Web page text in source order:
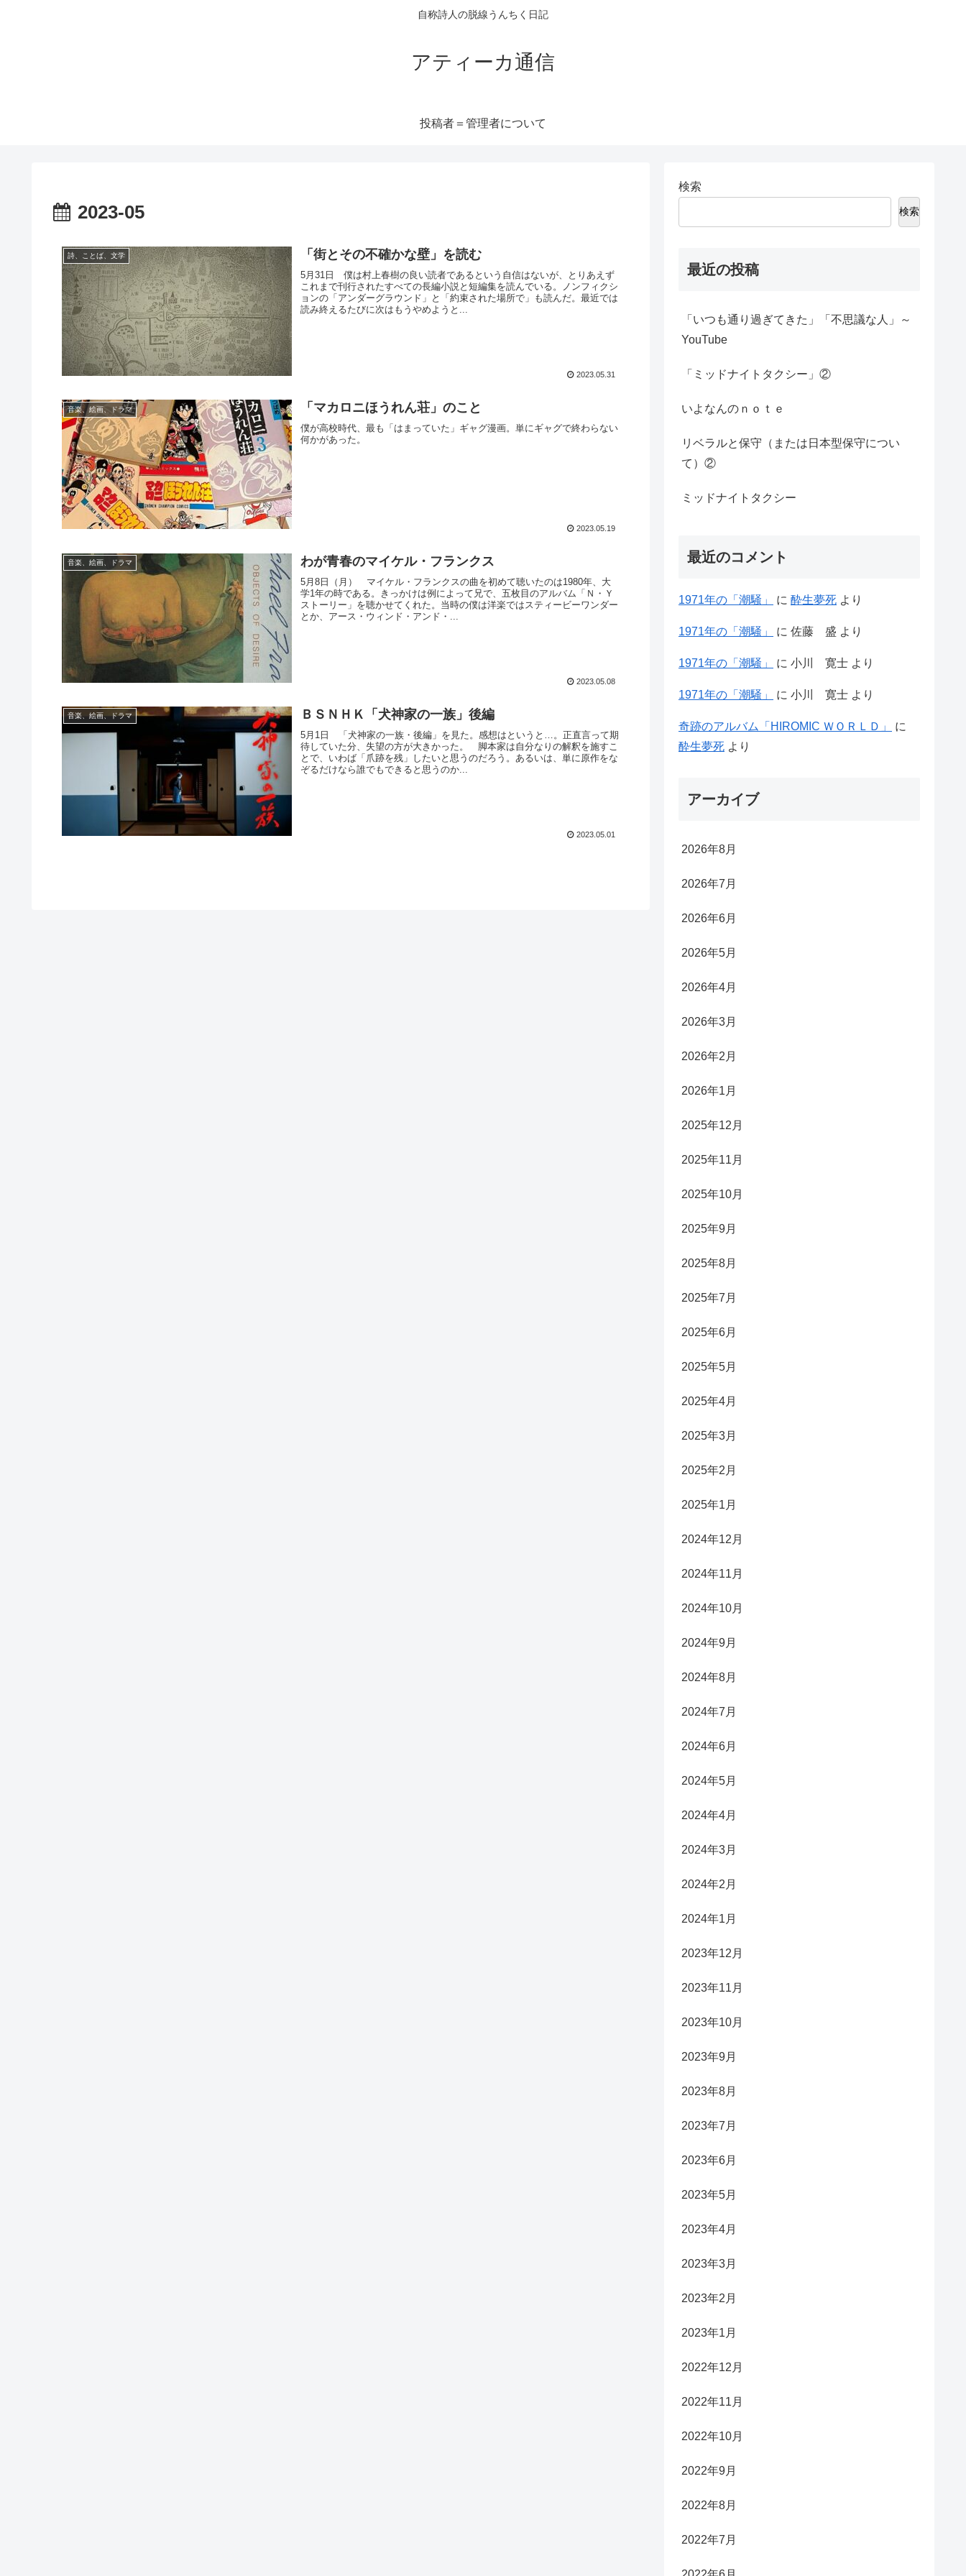
自称詩人の脱線うんちく日記
アティーカ通信
投稿者＝管理者について
2023-05
詩、ことば、文学 「街とその不確かな壁」を読む
5月31日 僕は村上春樹の良い読者であるという自信はないが、とりあえず
これまで刊行されたすべての長編小説と短編集を読んでいる。ノンフィクシ
ョンの「アンダーグラウンド」と「約束された場所で」も読んだ。最近では
読み終えるたびに次はもうやめようと...
2023.05.31
音楽、絵画、ドラマ 「マカロニほうれん荘」のこと
僕が高校時代、最も「はまっていた」ギャグ漫画。単にギャグで終わらない
何かがあった。
2023.05.19
音楽、絵画、ドラマ わが青春のマイケル・フランクス
5月8日（月） マイケル・フランクスの曲を初めて聴いたのは1980年、大
学1年の時である。きっかけは例によって兄で、五枚目のアルバム「Ｎ・Ｙ
ストーリー」を聴かせてくれた。当時の僕は洋楽ではスティービーワンダー
とか、アース・ウィンド・アンド・...
2023.05.08
音楽、絵画、ドラマ ＢＳＮＨＫ「犬神家の一族」後編
5月1日 「犬神家の一族・後編」を見た。感想はというと…。正直言って期
待していた分、失望の方が大きかった。 脚本家は自分なりの解釈を施すこ
とで、いわば「爪跡を残」したいと思うのだろう。あるいは、単に原作をな
ぞるだけなら誰でもできると思うのか...
2023.05.01
検索
検索
最近の投稿
「いつも通り過ぎてきた」「不思議な人」～
YouTube
「ミッドナイトタクシー」②
いよなんのｎｏｔｅ
リベラルと保守（または日本型保守につい
て）②
ミッドナイトタクシー
最近のコメント
1971年の「潮騒」 に 酔生夢死 より
1971年の「潮騒」 に 佐藤 盛 より
1971年の「潮騒」 に 小川 寛士 より
1971年の「潮騒」 に 小川 寛士 より
奇跡のアルバム「HIROMIC ＷＯＲＬＤ」
に
酔生夢死 より
アーカイブ
2026年8月
2026年7月
2026年6月
2026年5月
2026年4月
2026年3月
2026年2月
2026年1月
2025年12月
2025年11月
2025年10月
2025年9月
2025年8月
2025年7月
2025年6月
2025年5月
2025年4月
2025年3月
2025年2月
2025年1月
2024年12月
2024年11月
2024年10月
2024年9月
2024年8月
2024年7月
2024年6月
2024年5月
2024年4月
2024年3月
2024年2月
2024年1月
2023年12月
2023年11月
2023年10月
2023年9月
2023年8月
2023年7月
2023年6月
2023年5月
2023年4月
2023年3月
2023年2月
2023年1月
2022年12月
2022年11月
2022年10月
2022年9月
2022年8月
2022年7月